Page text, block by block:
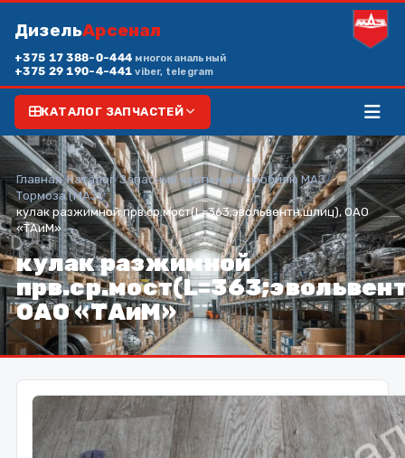
ДизельАрсенал
+375 17 388-0-444 многоканальный
+375 29 190-4-441viber, telegram
КАТАЛОГ ЗАПЧАСТЕЙ
Главная/Каталог/Запасные части к автомобилю МАЗ/
Тормоза (МАЗ)/
кулак разжимной прв.ср.мост(L=363;эвольвентн.шлиц), ОАО
«ТАиМ»
кулак разжимной
ОАО «ТАиМ»